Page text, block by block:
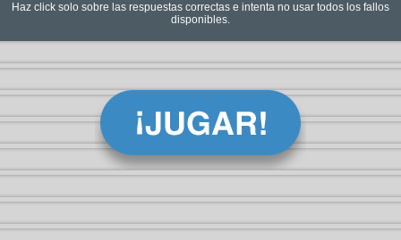
Haz click solo sobre las respuestas correctas e intenta no usar todos los fallos
disponibles.